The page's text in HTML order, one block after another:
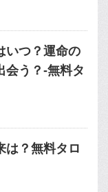
いつ？運命の
会う？-無料タ
は？無料タロ